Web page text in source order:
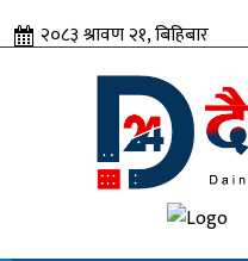
२०८३ श्रावण २१, बिहिबार